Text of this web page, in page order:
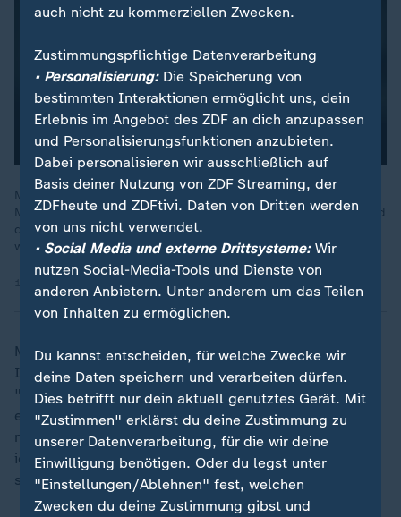
Mark Zuckerberg wird mit Facebook zu einem der reichsten
Männer der Welt. Doch die Kritik an dem sozialen Netzwerk und
dem von ihm angerichteten gesellschaftlichen Schaden
wächst.
15.11.2023 | 44:43 min
Meta kündigte für das laufende Jahr 2025 massive
Investitionen in die Infrastruktur für KI-Initiativen an.
"Im Bereich derKI erwarte ich, dass in diesem Jahr
ein hochintelligenter und personalisierter KI-Assistent
mehr als eine Milliarde Menschen erreichen wird, und
ich erwarte, dass Meta AI dieser führende Assistent
sein wird", erklärte Meta-Chef Marc Zuckerberg.
auch nicht zu kommerziellen Zwecken.
Zustimmungspflichtige Datenverarbeitung
• Personalisierung:Die Speicherung von
bestimmten Interaktionen ermöglicht uns, dein
Erlebnis im Angebot des ZDF an dich anzupassen
und Personalisierungsfunktionen anzubieten.
Dabei personalisieren wir ausschließlich auf
Basis deiner Nutzung von ZDF Streaming, der
ZDFheute und ZDFtivi. Daten von Dritten werden
von uns nicht verwendet.
• Social Media und externe Drittsysteme:Wir
nutzen Social-Media-Tools und Dienste von
anderen Anbietern. Unter anderem um das Teilen
von Inhalten zu ermöglichen.
Du kannst entscheiden, für welche Zwecke wir
deine Daten speichern und verarbeiten dürfen.
Dies betrifft nur dein aktuell genutztes Gerät. Mit
"Zustimmen" erklärst du deine Zustimmung zu
unserer Datenverarbeitung, für die wir deine
Einwilligung benötigen. Oder du legst unter
"Einstellungen/Ablehnen" fest, welchen
Zwecken du deine Zustimmung gibst und